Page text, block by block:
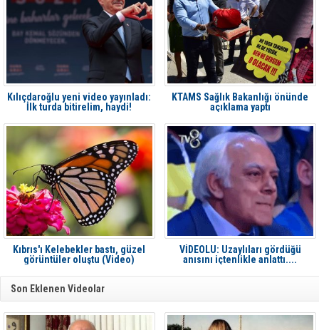
Kılıçdaroğlu yeni video yayınladı:
İlk turda bitirelim, haydi!
KTAMS Sağlık Bakanlığı önünde
açıklama yaptı
Kıbrıs'ı Kelebekler bastı, güzel
görüntüler oluştu (Video)
VİDEOLU: Uzaylıları gördüğü
anısını içtenlikle anlattı....
Son Eklenen Videolar